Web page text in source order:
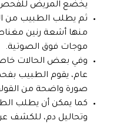
يخضع المريض للفحص
ثم يطلب الطبيب من
منها أشعة رنين
موجات فوق الصوتية.
وفي بعض الحالات
عام، يقوم الطبيب
صورة واضحة من
كما يمكن أن يطلب
وتحاليل دم، للكشف